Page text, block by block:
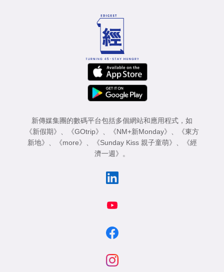
新傳媒集團的數碼平台包括多個網站和應用程式，如
《新假期》
《GOtrip》 《NM+新Monday》
《東方
新地》
《more》 《Sunday Kiss 親子童萌》
《經
濟一週》
。